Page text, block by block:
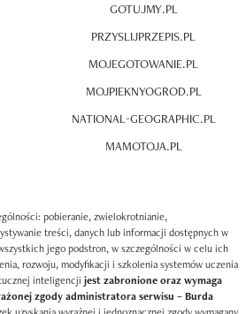
GOTUJMY.PL
PRZYSLIJPRZEPIS.PL
MOJEGOTOWANIE.PL
MOJPIEKNYOGROD.PL
NATIONAL-GEOGRAPHIC.PL
MAMOTOJA.PL
pobieranie, zwielokrotnianie,
treści, danych lub informacji dostępnych w
jego podstron, w szczególności w celu ich
rozwoju, modyfikacji i szkolenia systemów uczenia
inteligencji jest zabronione oraz wymaga
zgody administratora serwisu – Burda